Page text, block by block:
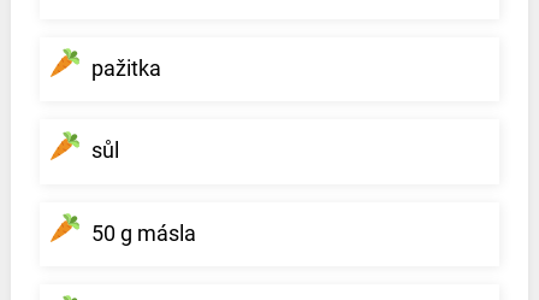
pažitka
sůl
50 g másla